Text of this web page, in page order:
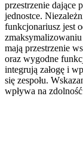
przestrzenie dające
jednostce.
funkcjonariusz jest
mają przestrzenie
oraz wygodne
integrują załogę i
się zespołu.
wpływa na